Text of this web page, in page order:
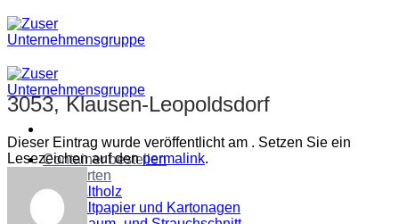
Zum
Inhalt
springen
Container bestellen
Abfallarten
Altholz
Altpapier und Kartonagen
3053, Klausen-Leopoldsdorf
Dieser Eintrag wurde veröffentlicht am . Setzen Sie ein
Lesezeichen auf denpermalink.